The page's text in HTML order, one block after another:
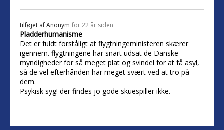
tilføjet afAnonym for 22 år siden
Pladderhumanisme
Det er fuldt forståligt at flygtningeministeren skærer
igennem. flygtningene har snart udsat de Danske
myndigheder for så meget plat og svindel for at få asyl,
så de vel efterhånden har meget svært ved at tro på
dem.
Psykisk syg! der findes jo gode skuespiller ikke.